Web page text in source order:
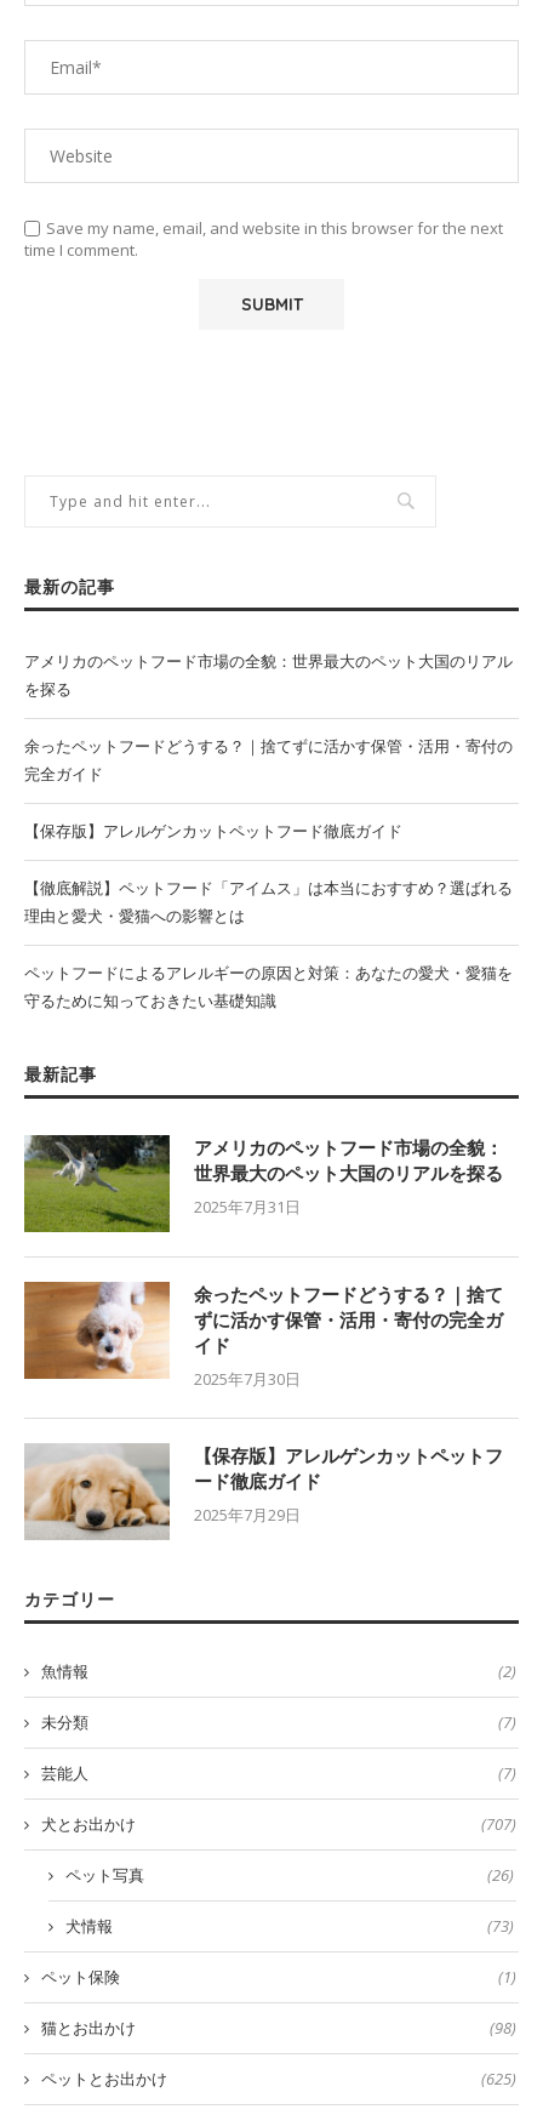
Save my name, email, and website in this browser for the next
time I comment.
最新の記事
アメリカのペットフード市場の全貌：世界最大のペット大国のリアル
を探る
余ったペットフードどうする？｜捨てずに活かす保管・活用・寄付の
完全ガイド
【保存版】アレルゲンカットペットフード徹底ガイド
【徹底解説】ペットフード「アイムス」は本当におすすめ？選ばれる
理由と愛犬・愛猫への影響とは
ペットフードによるアレルギーの原因と対策：あなたの愛犬・愛猫を
守るために知っておきたい基礎知識
最新記事
アメリカのペットフード市場の全貌：
世界最大のペット大国のリアルを探る
2025年7月31日
余ったペットフードどうする？｜捨て
ずに活かす保管・活用・寄付の完全ガ
イド
2025年7月30日
【保存版】アレルゲンカットペットフ
ード徹底ガイド
2025年7月29日
カテゴリー
魚情報 (2)
未分類 (7)
芸能人 (7)
犬とお出かけ (707)
ペット写真 (26)
犬情報 (73)
ペット保険 (1)
猫とお出かけ (98)
ペットとお出かけ (625)